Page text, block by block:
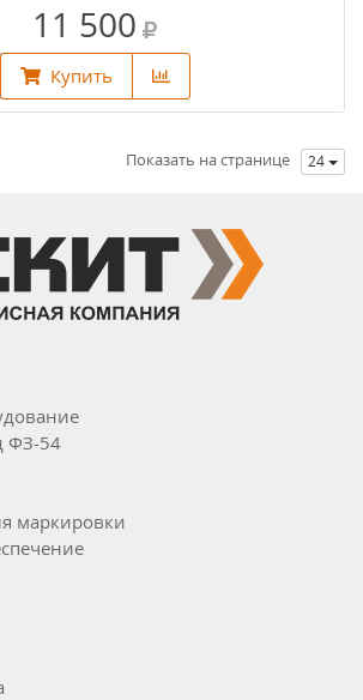
11 500
Купить
Показать на странице 24
ФЗ-54
маркировки